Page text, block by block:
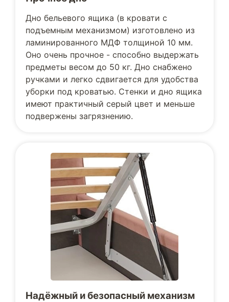
Дно бельевого ящика (в кровати с
подъемным механизмом) изготовлено из
ламинированного МДФ толщиной 10 мм.
Оно очень прочное - способно выдержать
предметы весом до 50 кг. Дно снабжено
ручками и легко сдвигается для удобства
уборки под кроватью. Стенки и дно ящика
имеют практичный серый цвет и меньше
подвержены загрязнению.
Надёжный и безопасный механизм